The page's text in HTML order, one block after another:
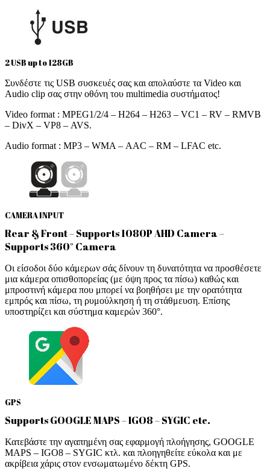
2 USB up to 128GB
Συνδέστε τις USB συσκευές σας και απολαύστε τα Video και
Audio clip σας στην οθόνη του multimedia συστήματος!
Video format : MPEG1/2/4 – H264 – H263 – VC1 – RV – RMVB
– DivX – VP8 – AVS.
Audio format : MP3 – WMA – AAC – RM – LFAC etc.
CAMERA INPUT
Rear & Front – Supports 1080P AHD Camera –
Supports 360° Camera
Οι είσοδοι δύο κάμερων σάς δίνουν τη δυνατότητα να προσθέσετε
μια κάμερα οπισθοπορείας (με όψη προς τα πίσω) καθώς και
μπροστινή κάμερα που μπορεί να βοηθήσει με την ορατότητα
εμπρός και πίσω, τη ρυμούλκηση ή τη στάθμευση. Επίσης
υποστηρίζει και σύστημα καμερών 360°.
GPS
Supports GOOGLE MAPS – IGO8 – SYGIC etc.
Κατεβάστε την αγαπημένη σας εφαρμογή πλοήγησης, GOOGLE
MAPS – IGO8 – SYGIC κτλ. και πλοηγηθείτε εύκολα και με
ακρίβεια χάρις στον ενσωματωμένο δέκτη GPS.